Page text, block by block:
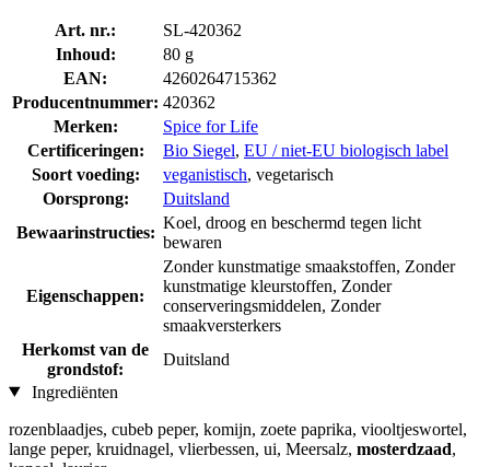
Art. nr.:
SL-420362
Inhoud:
80 g
EAN:
4260264715362
Producentnummer: 420362
Merken:
Spice for Life
Certificeringen:
Bio Siegel, EU / niet-EU biologisch label
Soort voeding:
veganistisch, vegetarisch
Oorsprong:
Duitsland
Bewaarinstructies:
Koel, droog en beschermd tegen licht
bewaren
Eigenschappen:
Zonder kunstmatige smaakstoffen, Zonder
kunstmatige kleurstoffen, Zonder
conserveringsmiddelen, Zonder
smaakversterkers
Herkomst van de
grondstof:
Duitsland
Ingrediënten
rozenblaadjes, cubeb peper, komijn, zoete paprika, viooltjeswortel,
lange peper, kruidnagel, vlierbessen, ui, Meersalz, mosterdzaad,